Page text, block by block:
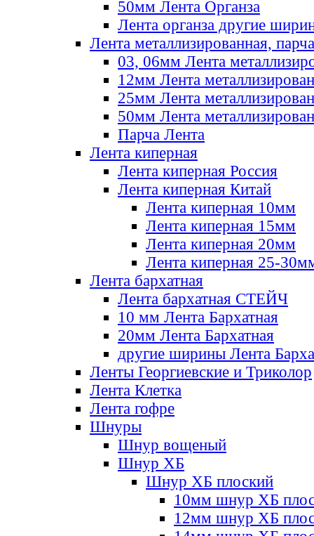
50мм Лента Органза
Лента органза другие
Лента металлизированная, парча
03, 06мм Лента
12мм Лента
25мм Лента
50мм Лента
Парча Лента
Лента киперная
Лента киперная Россия
Лента киперная Китай
Лента киперная 10мм
Лента киперная 15мм
Лента киперная 20мм
Лента киперная 25-
Лента бархатная
Лента бархатная СТЕЙЧ
10 мм Лента Бархатная
20мм Лента Бархатная
другие ширины Лента
Ленты Георгиевские и Триколор
Лента Клетка
Лента гофре
Шнуры
Шнур вощеный
Шнур ХБ
Шнур ХБ плоский
10мм шнур ХБ
12мм шнур ХБ